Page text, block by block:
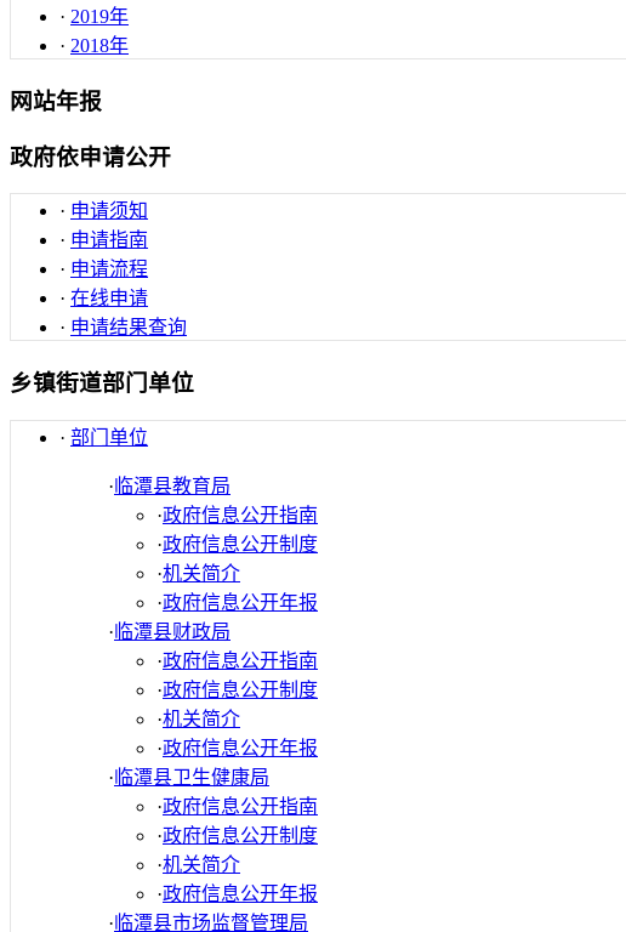
· 2019年
· 2018年
网站年报
政府依申请公开
· 申请须知
· 申请指南
· 申请流程
· 在线申请
· 申请结果查询
乡镇街道部门单位
· 部门单位
· 临潭县教育局
·政府信息公开指南
·政府信息公开制度
·机关简介
·政府信息公开年报
· 临潭县财政局
·政府信息公开指南
·政府信息公开制度
·机关简介
·政府信息公开年报
· 临潭县卫生健康局
·政府信息公开指南
·政府信息公开制度
·机关简介
·政府信息公开年报
· 临潭县市场监督管理局